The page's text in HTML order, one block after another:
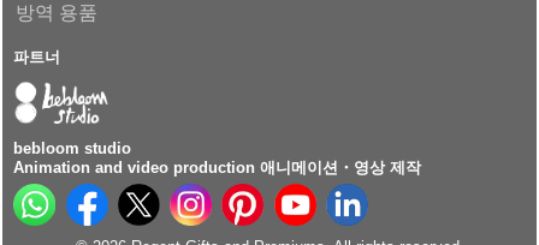
방역 용품
파트너
bebloom studio
Animation and video production 애니메이션・영상 제작